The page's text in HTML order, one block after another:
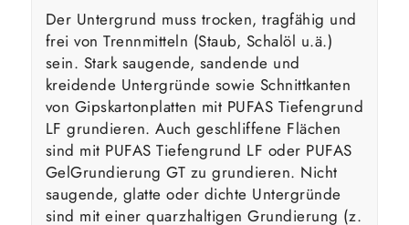
Der Untergrund muss trocken, tragfähig und
frei von Trennmitteln (Staub, Schalöl u.ä.)
sein. Stark saugende, sandende und
kreidende Untergründe sowie Schnittkanten
von Gipskartonplatten mit PUFAS Tiefengrund
LF grundieren. Auch geschliffene Flächen
sind mit PUFAS Tiefengrund LF oder PUFAS
GelGrundierung GT zu grundieren. Nicht
saugende, glatte oder dichte Untergründe
sind mit einer quarzhaltigen Grundierung (z.